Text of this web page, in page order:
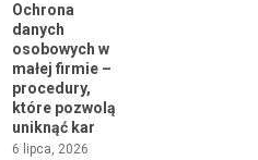
Ochrona
danych
osobowych w
małej firmie –
procedury,
które pozwolą
uniknąć kar
6 lipca, 2026